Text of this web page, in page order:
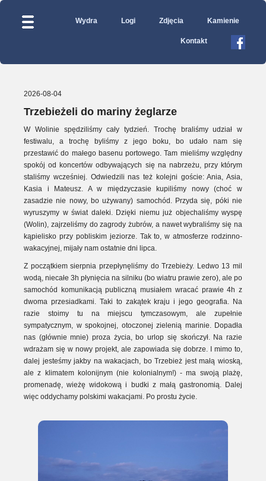
Wydra Logi Zdjęcia Kamienie
Kontakt
2026-08-04
Trzebieżeli do mariny żeglarze
W Wolinie spędziliśmy cały tydzień. Trochę braliśmy udział w
festiwalu, a trochę byliśmy z jego boku, bo udało nam się
przestawić do małego basenu portowego. Tam mieliśmy względny
spokój od koncertów odbywających się na nabrzeżu, przy którym
staliśmy wcześniej. Odwiedzili nas też kolejni goście: Ania, Asia,
Kasia i Mateusz. A w międzyczasie kupiliśmy nowy (choć w
zasadzie nie nowy, bo używany) samochód. Przyda się, póki nie
wyruszymy w świat daleki. Dzięki niemu już objechaliśmy wyspę
(Wolin), zajrzeliśmy do zagrody żubrów, a nawet wybraliśmy się na
kąpielisko przy pobliskim jeziorze. Tak to, w atmosferze rodzinno-
wakacyjnej, mijały nam ostatnie dni lipca.
Z początkiem sierpnia przepłynęliśmy do Trzebieży. Ledwo 13 mil
wodą, niecałe 3h płynięcia na silniku (bo wiatru prawie zero), ale po
samochód komunikacją publiczną musiałem wracać prawie 4h z
dwoma przesiadkami. Taki to zakątek kraju i jego geografia. Na
razie stoimy tu na miejscu tymczasowym, ale zupełnie
sympatycznym, w spokojnej, otoczonej zielenią marinie. Dopadła
nas (głównie mnie) proza życia, bo urlop się skończył. Na razie
wdrażam się w nowy projekt, ale zapowiada się dobrze. I mimo to,
dalej jesteśmy jakby na wakacjach, bo Trzebież jest małą wioską,
ale z klimatem kolonijnym (nie kolonialnym!) - ma swoją plażę,
promenadę, wieżę widokową i budki z małą gastronomią. Dalej
więc oddychamy polskimi wakacjami. Po prostu życie.